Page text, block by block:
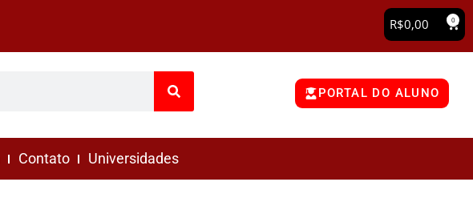
R$0,00 0
PORTAL DO ALUNO
Contato Universidades